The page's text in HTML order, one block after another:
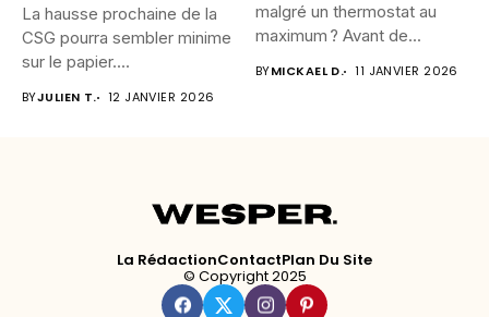
La hausse prochaine de la
CSG pourra sembler minime
sur le papier....
BYJULIEN T. 12 JANVIER 2026
malgré un thermostat au
maximum ? Avant de...
BYMICKAEL D. 11 JANVIER 2026
La RédactionContactPlan Du Site
© Copyright 2025